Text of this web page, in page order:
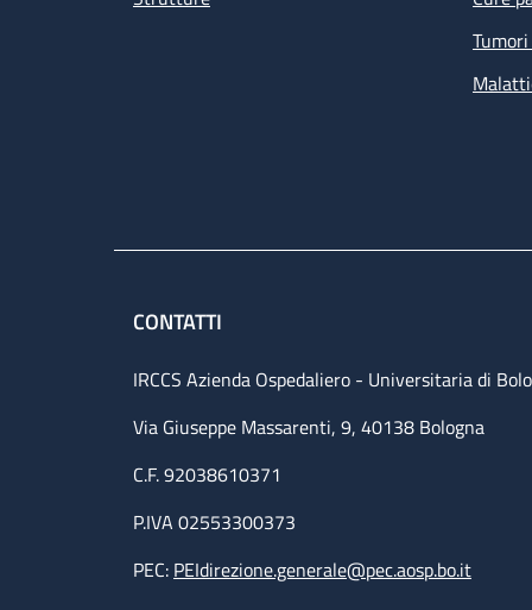
CONTATTI
IRCCS Azienda Ospedaliero - Universitaria di
Via Giuseppe Massarenti, 9, 40138 Bologna
C.F. 92038610371
P.IVA 02553300373
PEC: PEIdirezione.generale@pec.aosp.bo.it